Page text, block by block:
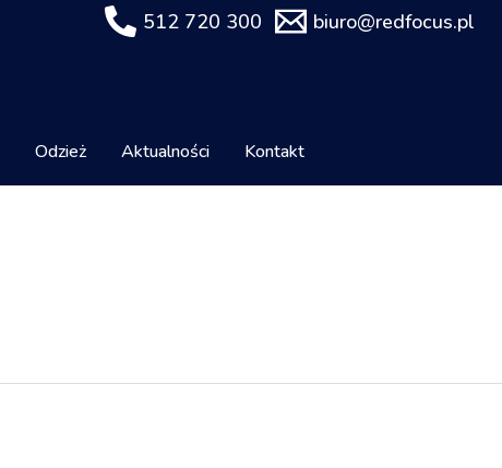
512 720 300 biuro@redfocus.pl
Odzież Aktualności Kontakt